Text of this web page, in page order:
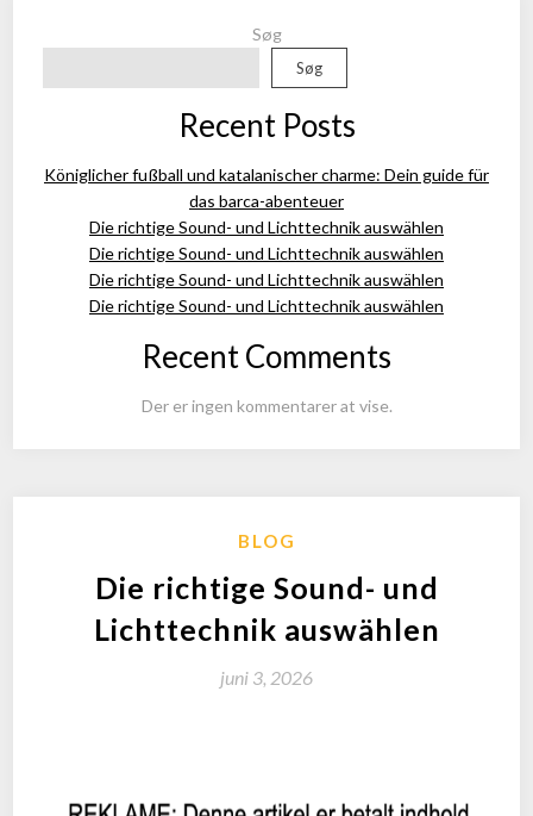
Søg
Søg
Recent Posts
Königlicher fußball und katalanischer charme: Dein guide für
das barca-abenteuer
Die richtige Sound- und Lichttechnik auswählen
Die richtige Sound- und Lichttechnik auswählen
Die richtige Sound- und Lichttechnik auswählen
Die richtige Sound- und Lichttechnik auswählen
Recent Comments
Der er ingen kommentarer at vise.
BLOG
Die richtige Sound- und
Lichttechnik auswählen
juni 3, 2026